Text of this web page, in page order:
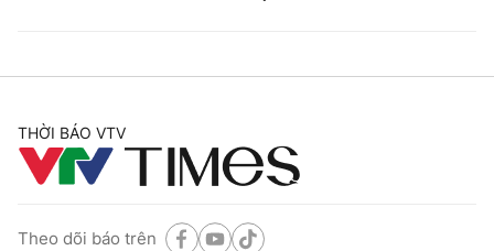
THỜI BÁO VTV
Theo dõi báo trên